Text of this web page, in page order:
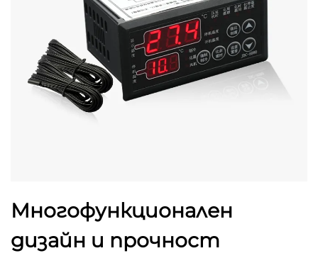
Многофункционален
дизайн и прочност